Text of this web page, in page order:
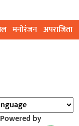
मनोरंजन अपराजिता
Powered by